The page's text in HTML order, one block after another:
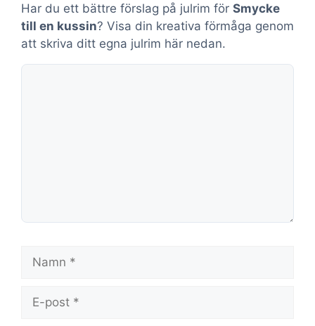
Har du ett bättre förslag på julrim för Smycke
till en kussin? Visa din kreativa förmåga genom
att skriva ditt egna julrim här nedan.
Kommentar
post